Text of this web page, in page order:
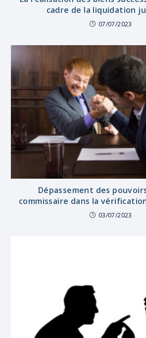
cadre de la liquidation
07/07/2023
Dépassement des
commissaire dans la
03/07/2023